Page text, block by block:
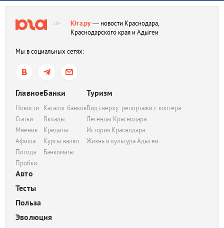
18+ Юга.ру— новости Краснодара,
Краснодарского края и Адыгеи
Мы в социальных сетях:
Главное
Новости
Статьи
Мнения
Афиша
Погода
Пробки
Банки
Каталог банков
Вклады
Кредиты
Курсы валют
Банкоматы
Туризм
Вид сверху: репортажи с коптера
Легенды Краснодара
История Краснодара
Жизнь и культура Адыгеи
Авто
Тесты
Польза
Эволюция